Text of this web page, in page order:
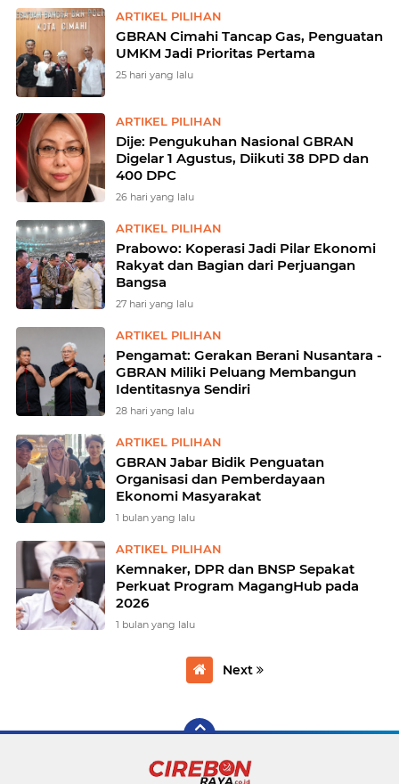
ARTIKEL PILIHAN
GBRAN Cimahi Tancap Gas, Penguatan
UMKM Jadi Prioritas Pertama
25 hari yang lalu
ARTIKEL PILIHAN
Dije: Pengukuhan Nasional GBRAN
Digelar 1 Agustus, Diikuti 38 DPD dan
400 DPC
26 hari yang lalu
ARTIKEL PILIHAN
Prabowo: Koperasi Jadi Pilar Ekonomi
Rakyat dan Bagian dari Perjuangan
Bangsa
27 hari yang lalu
ARTIKEL PILIHAN
Pengamat: Gerakan Berani Nusantara -
GBRAN Miliki Peluang Membangun
Identitasnya Sendiri
28 hari yang lalu
ARTIKEL PILIHAN
GBRAN Jabar Bidik Penguatan
Organisasi dan Pemberdayaan
Ekonomi Masyarakat
1 bulan yang lalu
ARTIKEL PILIHAN
Kemnaker, DPR dan BNSP Sepakat
Perkuat Program MagangHub pada
2026
1 bulan yang lalu
Next